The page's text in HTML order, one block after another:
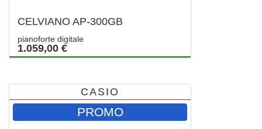
CELVIANO AP-300GB
pianoforte digitale
1.059,00 €
CASIO
PROMO